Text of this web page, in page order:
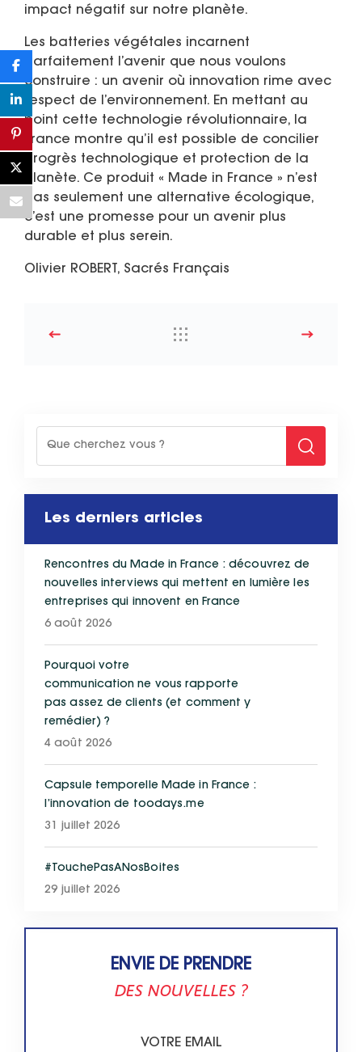
impact négatif sur notre planète.
Les batteries végétales incarnent
parfaitement l’avenir que nous voulons
construire : un avenir où innovation rime avec
respect de l’environnement. En mettant au
point cette technologie révolutionnaire, la
France montre qu’il est possible de concilier
progrès technologique et protection de la
planète. Ce produit « Made in France » n’est
pas seulement une alternative écologique,
c’est une promesse pour un avenir plus
durable et plus serein.
Olivier ROBERT, Sacrés Français
Les derniers articles
Rencontres du Made in France : découvrez de
nouvelles interviews qui mettent en lumière les
entreprises qui innovent en France
6 août 2026
Pourquoi votre
communication ne vous rapporte
pas assez de clients (et comment y
remédier) ?
4 août 2026
Capsule temporelle Made in France :
l’innovation de toodays.me
31 juillet 2026
#TouchePasANosBoites
29 juillet 2026
ENVIE DE PRENDRE
DES NOUVELLES ?
VOTRE EMAIL